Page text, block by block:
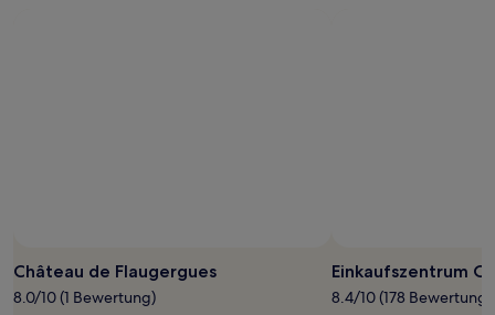
gelten.
Château de Flaugergues
8.0/10 (1 Bewertung)
Einkaufszentrum
8.4/10 (178